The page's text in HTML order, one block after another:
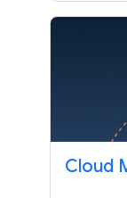
Cloud